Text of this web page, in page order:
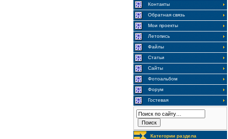
Контакты
Обратная связь
Мои проекты
Летопись
Файлы
Статьи
Сайты
Фотоальбом
Форум
Гостевая
Категории раздела